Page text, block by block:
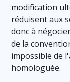
modification
réduisent aux
donc à
de la
impossible de
homologuée.